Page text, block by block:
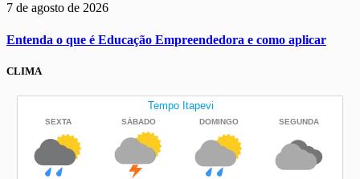
7 de agosto de 2026
Entenda o que é Educação Empreendedora e como aplicar
CLIMA